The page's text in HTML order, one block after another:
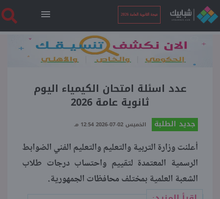
نتيجة الثانوية العامة 2026
الرئيسية
نتيجة الثانوية العامة 2026
فنجان قهوة
بوابة الطلبة
عدد اسئلة امتحان الكيمياء اليوم
ثانوية عامة 2026
جديد الطلبة الخميس 02-07-2026 12:54 مـ
أعلنت وزارة التربية والتعليم والتعليم الفني الضوابط
الرسمية المعتمدة لتقييم واحتساب درجات طلاب
الشعبة العلمية بمختلف محافظات الجمهورية.